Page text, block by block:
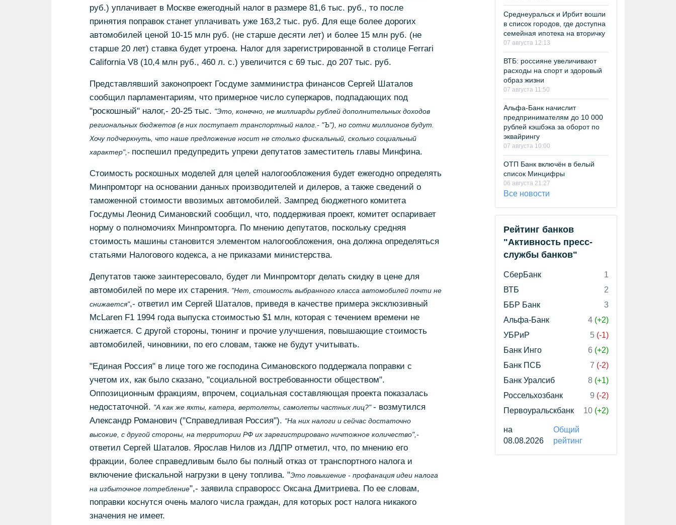
руб.) уплачивает в Москве ежегодный налог в размере 81,6 тыс. руб., то после
принятия поправок станет уплачивать уже 163,2 тыс. руб. Для еще более дорогих
автомобилей ценой 10-15 млн руб. (не старше десяти лет) и более 15 млн руб. (не
старше 20 лет) ставка будет утроена. Налог для зарегистрированной в столице Ferrari
California V8 (10,4 млн руб., 460 л. с.) увеличится с 69 тыс. до 207 тыс. руб.
Представлявший законопроект Госдуме замминистра финансов Сергей Шаталов
сообщил парламентариям, что примерное число суперкаров, подпадающих под
"роскошный" налог,- 20-25 тыс. "Это, конечно, не миллиарды рублей дополнительных доходов
региональных бюджетов (в них поступает транспортный налог.- "Ъ"), но сотни миллионов будут.
Хочу подчеркнуть, что наше предложение носит не столько фискальный, сколько социальный
характер",- поспешил предупредить упреки депутатов заместитель главы Минфина.
Стоимость роскошных моделей для целей налогообложения будет ежегодно определять
Минпромторг на основании данных производителей и дилеров, а также сведений о
таможенной стоимости ввозимых автомобилей. Зампред бюджетного комитета
Госдумы Леонид Симановский сообщил, что, поддерживая проект, комитет оспаривает
норму о полномочиях Минпромторга. По мнению депутатов, поскольку средняя
стоимость машины становится элементом налогообложения, она должна определяться
статьями Налогового кодекса, а не приказами министерства.
Депутатов также заинтересовало, будет ли Минпромторг делать скидку в цене для
автомобилей по мере их старения. "Нет, стоимость выбранного класса автомобилей почти не
снижается",- ответил им Сергей Шаталов, приведя в качестве примера эксклюзивный
McLaren F1 1994 года выпуска стоимостью $1 млн, которая с течением времени не
снижается. С другой стороны, тюнинг и прочие улучшения, повышающие стоимость
автомобилей, чиновники, по его словам, также не будут учитывать.
"Единая Россия" в лице того же господина Симановского поддержала поправки с
учетом их, как было сказано, "социальной востребованности обществом".
Оппозиционным фракциям, впрочем, социальная составляющая проекта показалась
недостаточной. "А как же яхты, катера, вертолеты, самолеты частных лиц?"- возмутился
Александр Романович ("Справедливая Россия"). "На них налоги и сейчас достаточно
высокие, с другой стороны, на территории РФ их зарегистрировано ничтожное количество",-
ответил Сергей Шаталов. Ярослав Нилов из ЛДПР отметил, что, по мнению его
фракции, более справедливым было бы полный отказ от транспортного налога и
включение фискальной нагрузки в цену топлива. "Это повышение - профанация идеи налога
на избыточное потребление",- заявила справоросс Оксана Дмитриева. По ее словам,
поправки коснутся очень малого числа граждан, для которых рост налога никакого
значения не имеет.
Среднеуральск и Ирбит вошли
в список городов, где доступна
семейная ипотека на вторичку
07 августа 12:13
ВТБ: россияне увеличивают
расходы на спорт и здоровый
образ жизни
07 августа 11:50
Альфа-Банк начислит
предпринимателям до 10 000
рублей кэшбэка за оборот по
эквайрингу
07 августа 10:00
ОТП Банк включён в белый
список Минцифры
06 августа 21:27
Все новости
Рейтинг банков
"Активность пресс-
службы банков"
СберБанк
1
ВТБ
2
ББР Банк
3
Альфа-Банк
4 (+2)
УБРиР
5 (-1)
Банк Инго
6 (+2)
Банк ПСБ
7 (-2)
Банк Уралсиб
8 (+1)
Россельхозбанк
9 (-2)
Первоуральскбанк
10 (+2)
на
08.08.2026
Общий
рейтинг